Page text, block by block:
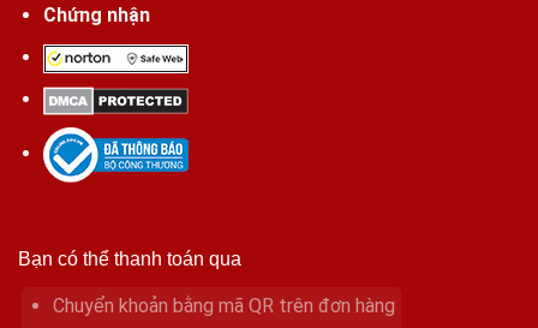
Chứng nhận
Bạn có thể thanh toán qua
Chuyển khoản bằng mã QR trên đơn hàng